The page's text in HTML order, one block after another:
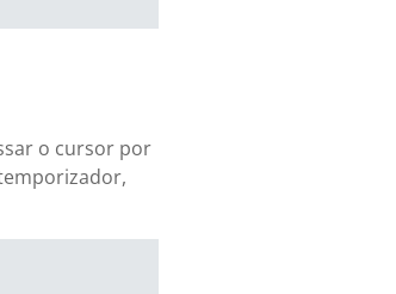
o cursor por